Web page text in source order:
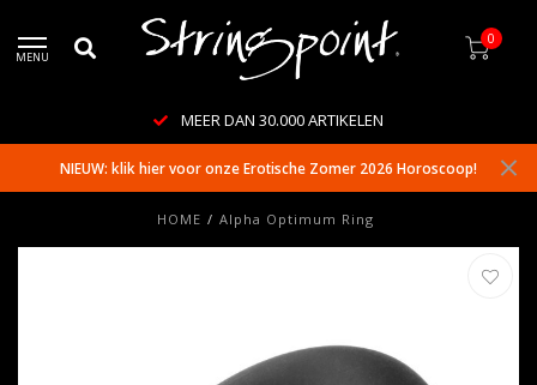
MENU
0
MEER DAN 30.000 ARTIKELEN
NIEUW: klik hier voor onze Erotische Zomer 2026 Horoscoop!
HOME / Alpha Optimum Ring